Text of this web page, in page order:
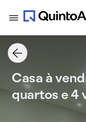
Casa à
quartos e 4